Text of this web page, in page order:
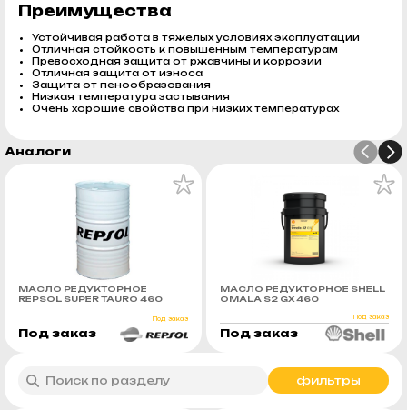
Преимущества
Устойчивая работа в тяжелых условиях эксплуатации
Отличная стойкость к повышенным температурам
Превосходная защита от ржавчины и коррозии
Отличная защита от износа
Защита от пенообразования
Низкая температура застывания
Очень хорошие свойства при низких температурах
Аналоги
МАСЛО РЕДУКТОРНОЕ
REPSOL SUPER TAURO 460
Под заказ
Под заказ
МАСЛО РЕДУКТОРНОЕ SHELL
OMALA S2 GX 460
Под заказ
Под заказ
фильтры